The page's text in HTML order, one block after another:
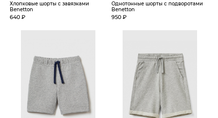
Хлопковые шорты с завязками
Benetton
640 ₽
Однотонные шорты с подворотами
Benetton
950 ₽